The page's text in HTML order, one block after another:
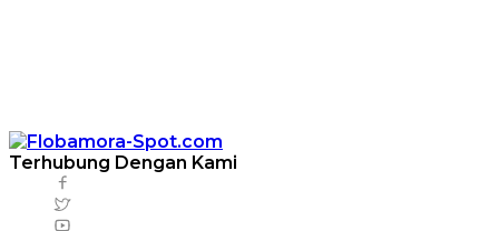
Terhubung Dengan Kami